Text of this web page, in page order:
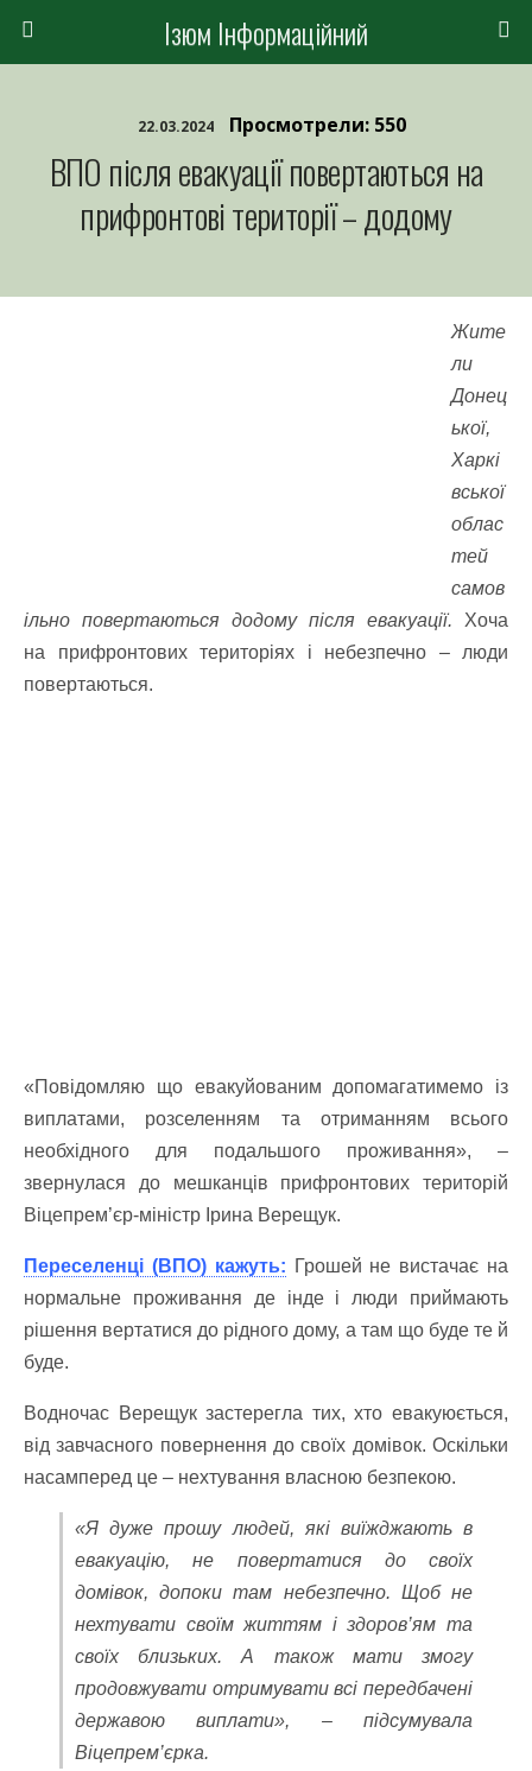
Ізюм Інформаційний
22.03.2024 Просмотрели: 550
ВПО після евакуації повертаються на
прифронтові території – додому
Жите
ли
Донец
ької,
Харкі
вської
облас
тей
самов
ільно повертаються додому після евакуації. Хоча
на прифронтових територіях і небезпечно – люди
повертаються.
«Повідомляю що евакуйованим допомагатимемо із
виплатами, розселенням та отриманням всього
необхідного для подальшого проживання», –
звернулася до мешканців прифронтових територій
Віцепрем’єр-міністр Ірина Верещук.
Переселенці (ВПО) кажуть: Грошей не вистачає на
нормальне проживання де інде і люди приймають
рішення вертатися до рідного дому, а там що буде те й
буде.
Водночас Верещук застерегла тих, хто евакуюється,
від завчасного повернення до своїх домівок. Оскільки
насамперед це – нехтування власною безпекою.
«Я дуже прошу людей, які виїжджають в
евакуацію, не повертатися до своїх
домівок, допоки там небезпечно. Щоб не
нехтувати своїм життям і здоров’ям та
своїх близьких. А також мати змогу
продовжувати отримувати всі передбачені
державою виплати», – підсумувала
Віцепрем’єрка.